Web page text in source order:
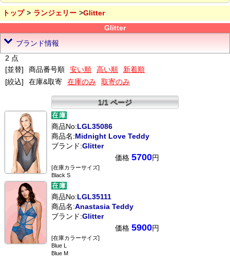
トップ ランジェリー
Glitter
Glitter
ブランド情報
2 点
[並替]
商品番号順 安い順 高い順
新着順
[絞込]
在庫&取寄 在庫のみ 取寄のみ
1/1 ページ
商品No:LGL35086
商品名:Midnight Love Teddy
ブランド:Glitter
価格 5700円
[在庫カラーサイズ]
Black S
商品No:LGL35111
商品名:Anastasia Teddy
ブランド:Glitter
価格 5900円
[在庫カラーサイズ]
Blue L
Blue M